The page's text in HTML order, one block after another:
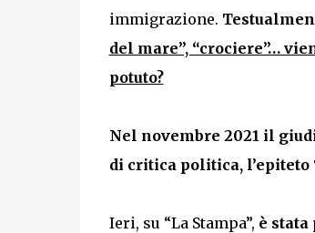
immigrazione.
del mare”, “crociere”…
potuto?
Nel novembre 2021 il
di critica politica, l’epiteto
Ieri, su “La Stampa”, è